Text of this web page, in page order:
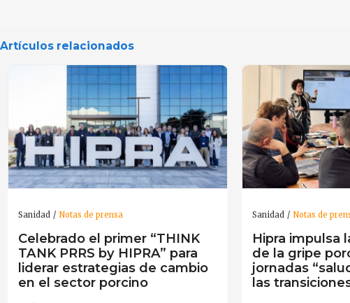
Artículos relacionados
Sanidad Notas de prensa
Celebrado el primer “THINK
TANK PRRS by HIPRA” para
liderar estrategias de cambio
en el sector porcino
Sanidad Notas de
Hipra impulsa
de la gripe
jornadas
las